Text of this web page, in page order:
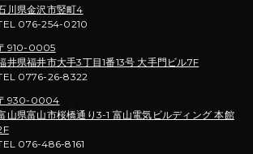
川県金沢市竪町4
076-254-0210
910-0005
井県福井市大手3丁目1番13号 大手門ビル7F
0776-26-8322
930-0004
山県富山市桜橋通り3-1 富山電気ビルディング 本館
076-486-8161